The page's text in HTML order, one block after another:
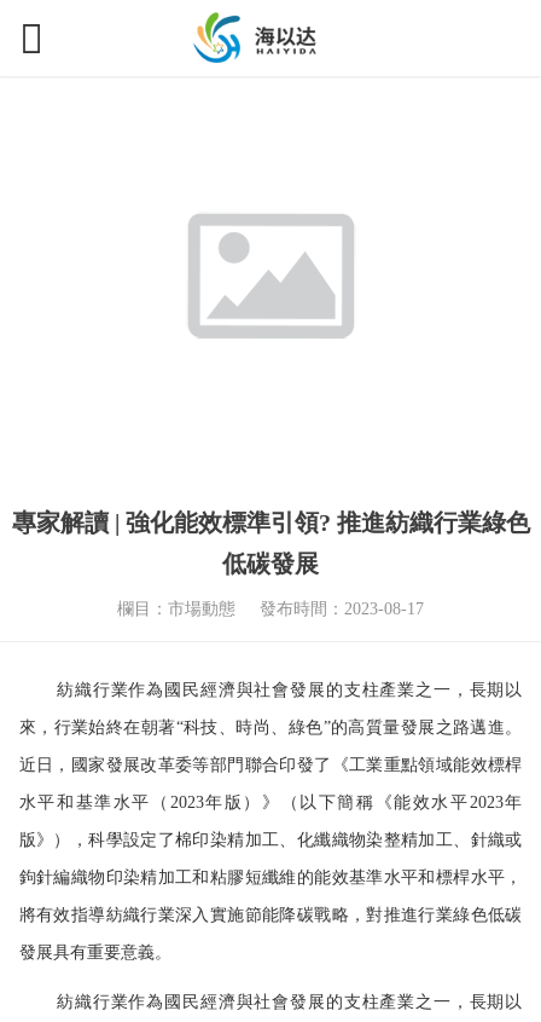
專家解讀 | 強化能效標準引領? 推進紡織行業綠色
低碳發展
欄目：市場動態 發布時間：2023-08-17
紡織行業作為國民經濟與社會發展的支柱產業之一，長期以
來，行業始終在朝著“科技、時尚、綠色”的高質量發展之路邁進。
近日，國家發展改革委等部門聯合印發了《工業重點領域能效標桿
水平和基準水平（2023年版）》（以下簡稱《能效水平2023年
版》），科學設定了棉印染精加工、化纖織物染整精加工、針織或
鉤針編織物印染精加工和粘膠短纖維的能效基準水平和標桿水平，
將有效指導紡織行業深入實施節能降碳戰略，對推進行業綠色低碳
發展具有重要意義。
紡織行業作為國民經濟與社會發展的支柱產業之一，長期以